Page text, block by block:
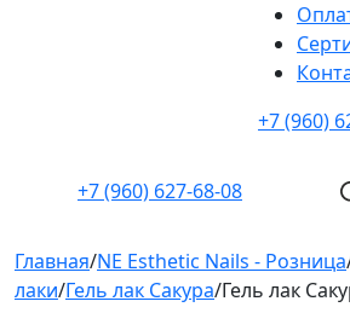
+7 (960)
+7 (960) 627-68-08
Главная/NE Esthetic Nails - Розница
лаки/Гель лак Сакура/Гель лак